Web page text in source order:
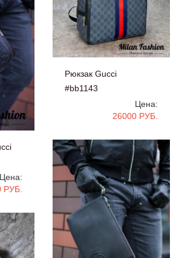
Рюкзак Gucci
#bb1143
Цена:
26000 РУБ.
Цена:
РУБ.